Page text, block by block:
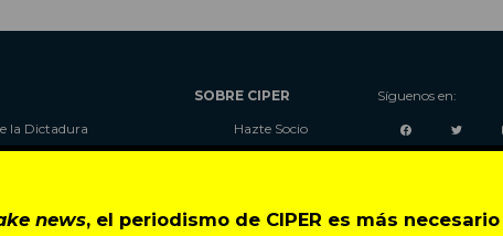
news, el periodismo de CIPER es más necesario
la Dictadura
SOBRE CIPER
Hazte Socio
Nosotros
Talleres
Síguenos en: